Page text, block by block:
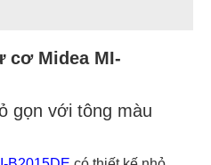
cơ Midea MI-
gọn với tông màu